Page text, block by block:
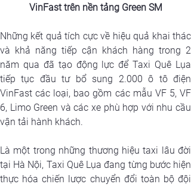
VinFast trên nền tảng Green SM
Những kết quả tích cực về hiệu quả khai thác
và khả năng tiếp cận khách hàng trong 2
năm qua đã tạo động lực để Taxi Quê Lụa
tiếp tục đầu tư bổ sung 2.000 ô tô điện
VinFast các loại, bao gồm các mẫu VF 5, VF
6, Limo Green và các xe phù hợp với nhu cầu
vận tải hành khách.
Là một trong những thương hiệu taxi lâu đời
tại Hà Nội, Taxi Quê Lụa đang từng bước hiện
thực hóa chiến lược chuyển đổi toàn bộ đội